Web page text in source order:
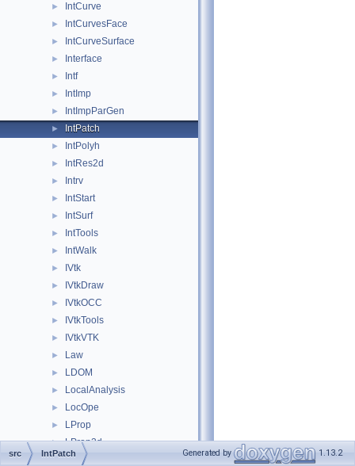
► IntCurve
► IntCurvesFace
► IntCurveSurface
► Interface
► Intf
► IntImp
► IntImpParGen
► IntPatch
► IntPolyh
► IntRes2d
► Intrv
► IntStart
► IntSurf
► IntTools
► IntWalk
► IVtk
► IVtkDraw
► IVtkOCC
► IVtkTools
► IVtkVTK
► Law
► LDOM
► LocalAnalysis
► LocOpe
► LProp
► LProp3d
► MAT
src IntPatch Generated by 1.13.2